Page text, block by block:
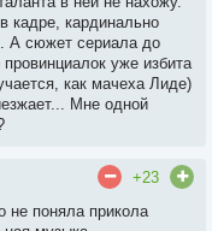
кадре, кардинально
А сюжет сериала до
уже избита
как мачеха Лиде)
Мне одной
+23
не поняла прикола